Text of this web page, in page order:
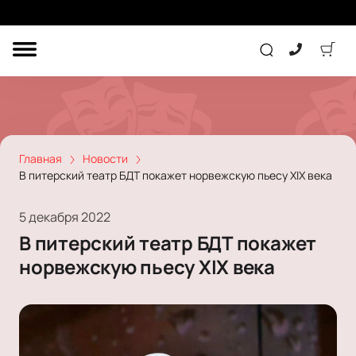
ДРУГОЕ
Другое
Экскурсия
Концерт
Оркестр
Детский спектакль
Кукольный театр
Театр
Главная
Новости
В питерский театр БДТ покажет норвежскую пьесу XIX века
5 декабря 2022
В питерский театр БДТ покажет
норвежскую пьесу XIX века